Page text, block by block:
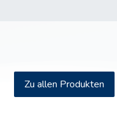
Zu allen Produkten